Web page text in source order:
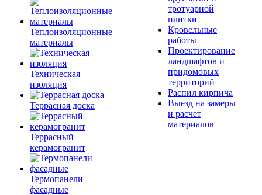
Теплоизоляционные
материалы
Техническая
изоляция
Террасная доска
Террасный
керамогранит
Термопанели
фасадные
тротуарной
плитки
Кровельные
работы
Проектирование
ландшафтов и
придомовых
территорий
Распил кирпича
Выезд на замеры
и расчет
материалов